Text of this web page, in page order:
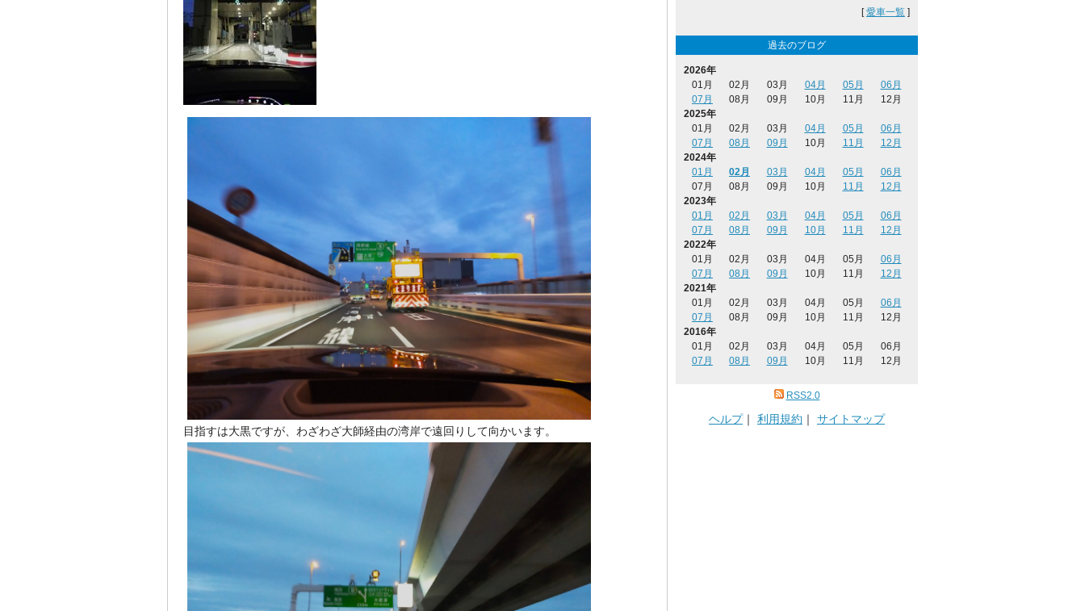
目指すは大黒ですが、わざわざ大師経由の湾岸で遠回りして向かいます。
[愛車一覧 ]
過去のブログ
2026年
01月
02月 03月 04月 05月
06月
07月
08月 09月 10月 11月
12月
2025年
01月
02月 03月 04月 05月
06月
07月
08月 09月 10月 11月
12月
2024年
01月
02月 03月 04月 05月
06月
07月
08月 09月 10月 11月
12月
2023年
01月
02月 03月 04月 05月
06月
07月
08月 09月 10月 11月
12月
2022年
01月
02月 03月 04月 05月
06月
07月
08月 09月 10月 11月
12月
2021年
01月
02月 03月 04月 05月
06月
07月
08月 09月 10月 11月
12月
2016年
01月
02月 03月 04月 05月
06月
07月
08月 09月 10月 11月 12月
RSS2.0
ヘルプ｜ 利用規約 ｜ サイトマップ